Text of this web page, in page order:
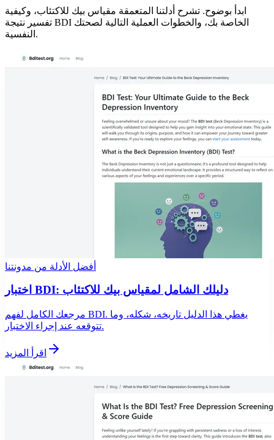
ابدأ بوضوح. تشرح أدلتنا المتعمقة مقياس بيك للاكتئاب، وكيفية
تفسير نتيجة BDI الخاصة بك، والخطوات العملية التالية لصحتك
النفسية.
أفضل الأدلة من مدونتنا
اختبار BDI: دليلك الشامل لمقياس بيك للاكتئاب
مرجعك الكامل لفهم BDI. يغطي هذا الدليل تاريخه، شكله، وما
تتوقعه عند إجراء الاختبار.
اقرأ المزيد